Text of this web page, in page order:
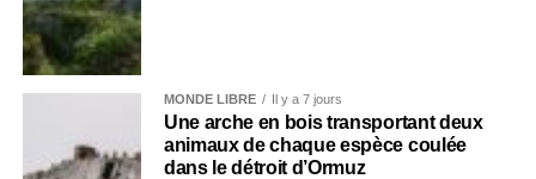
MONDE LIBRE Il y a 7 jours
Une arche en bois transportant deux
animaux de chaque espèce coulée
dans le détroit d’Ormuz